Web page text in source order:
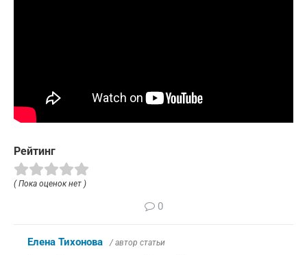
Рейтинг
( Пока оценок нет )
0
Елена Тихонова / автор статьи